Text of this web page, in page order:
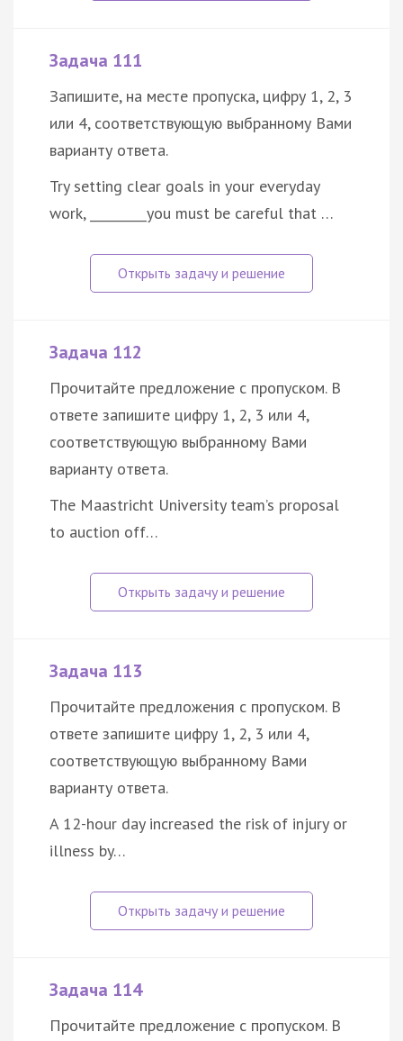
Задача 111
Запишите, на месте пропуска, цифру 1, 2, 3
или 4, соответствующую выбранному Вами
варианту ответа.
Try setting clear goals in your everyday
work, _________you must be careful that …
Задача 112
Прочитайте предложение с пропуском. В
ответе запишите цифру 1, 2, 3 или 4,
соответствующую выбранному Вами
варианту ответа.
The Maastricht University team’s proposal
to auction off…
Задача 113
Прочитайте предложения с пропуском. В
ответе запишите цифру 1, 2, 3 или 4,
соответствующую выбранному Вами
варианту ответа.
A 12-hour day increased the risk of injury or
illness by…
Задача 114
Прочитайте предложение с пропуском. В